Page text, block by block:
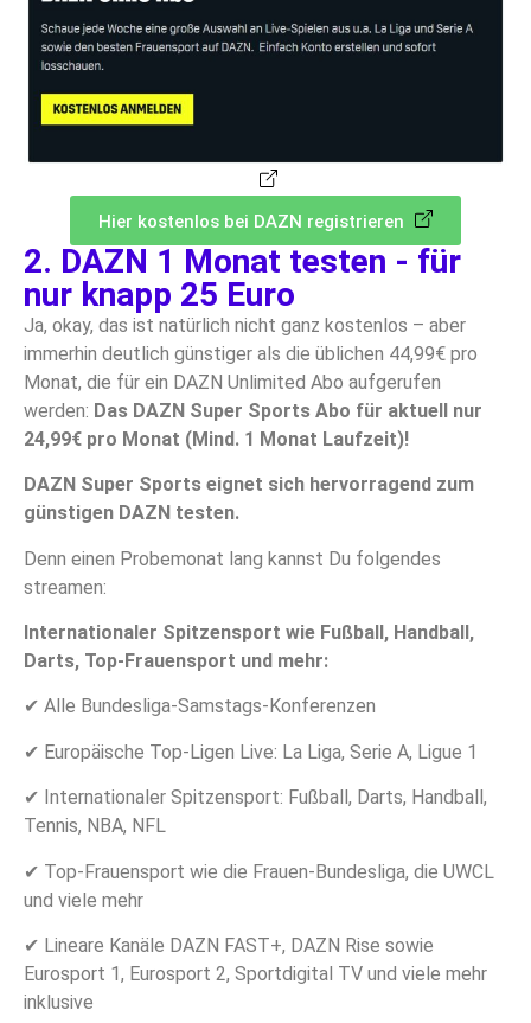
Hier kostenlos bei DAZN registrieren
2. DAZN 1 Monat testen - für
nur knapp 25 Euro
Ja, okay, das ist natürlich nicht ganz kostenlos – aber
immerhin deutlich günstiger als die üblichen 44,99€ pro
Monat, die für ein DAZN Unlimited Abo aufgerufen
werden: Das DAZN Super Sports Abo für aktuell nur
24,99€ pro Monat (Mind. 1 Monat Laufzeit)!
DAZN Super Sports eignet sich hervorragend zum
günstigen DAZN testen.
Denn einen Probemonat lang kannst Du folgendes
streamen:
Internationaler Spitzensport wie Fußball, Handball,
Darts, Top-Frauensport und mehr:
✔ Alle Bundesliga-Samstags-Konferenzen
✔ Europäische Top-Ligen Live: La Liga, Serie A, Ligue 1
✔ Internationaler Spitzensport: Fußball, Darts, Handball,
Tennis, NBA, NFL
✔ Top-Frauensport wie die Frauen-Bundesliga, die UWCL
und viele mehr
✔ Lineare Kanäle DAZN FAST+, DAZN Rise sowie
Eurosport 1, Eurosport 2, Sportdigital TV und viele mehr
inklusive